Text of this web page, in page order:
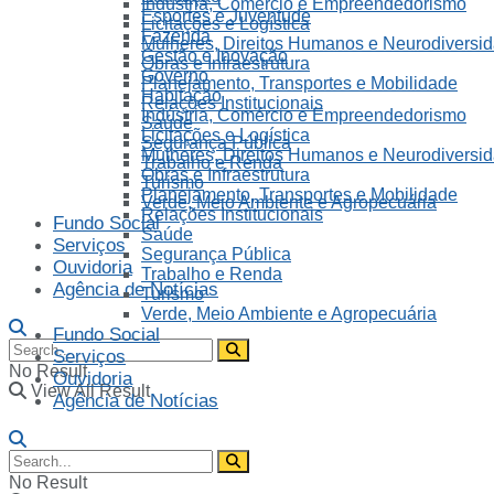
Indústria, Comércio e Empreendedorismo
Licitações e Logística
Mulheres, Direitos Humanos e
Obras e Infraestrutura
Planejamento, Transportes e Mobilidade
Relações Institucionais
Saúde
Segurança Pública
Trabalho e Renda
Turismo
Verde, Meio Ambiente e Agropecuária
Fundo Social
Serviços
Ouvidoria
Agência de Notícias
No Result
View All Result
Esportes e Juventude
Fazenda
Gestão e Inovação
Governo
Habitação
Indústria, Comércio e Empreendedorismo
Licitações e Logística
Mulheres, Direitos Humanos e
Obras e Infraestrutura
Planejamento, Transportes e Mobilidade
Relações Institucionais
Saúde
Segurança Pública
Trabalho e Renda
Turismo
Verde, Meio Ambiente e Agropecuária
Fundo Social
Serviços
Ouvidoria
Agência de Notícias
No Result